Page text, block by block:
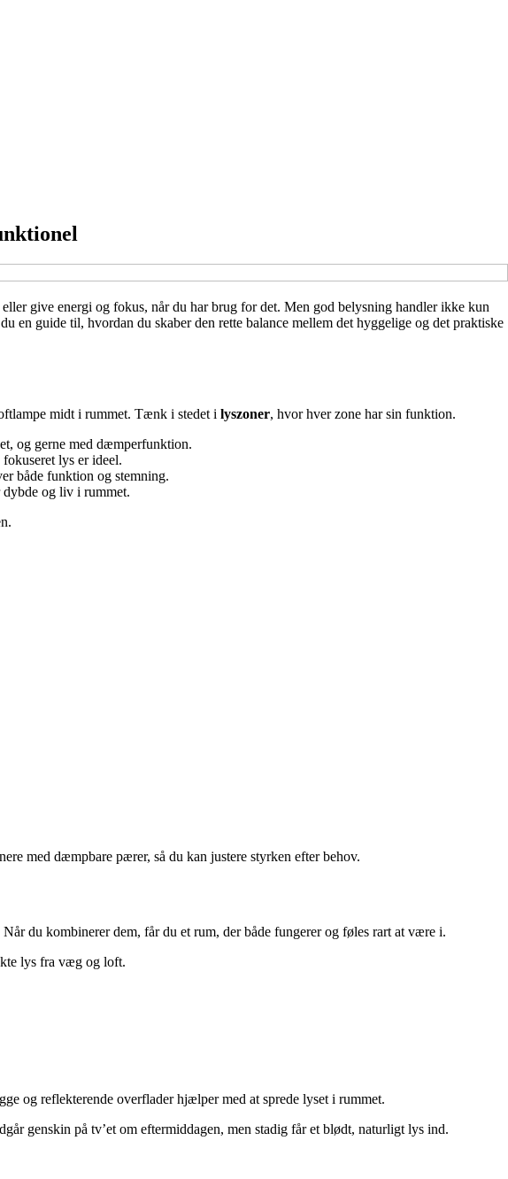
give energi og fokus, når du har brug for det. Men god belysning handler ikke kun
en guide til, hvordan du skaber den rette balance mellem det hyggelige og det praktiske
midt i rummet. Tænk i stedet i lyszoner, hvor hver zone har sin funktion.
og gerne med dæmperfunktion.
lys er ideel.
både funktion og stemning.
og liv i rummet.
med dæmpbare pærer, så du kan justere styrken efter behov.
Når du kombinerer dem, får du et rum, der både fungerer og føles rart at være i.
lys fra væg og loft.
og reflekterende overflader hjælper med at sprede lyset i rummet.
genskin på tv’et om eftermiddagen, men stadig får et blødt, naturligt lys ind.